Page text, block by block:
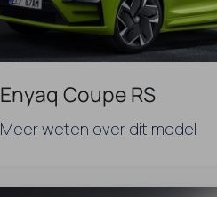
Enyaq Coupe RS
Meer weten over dit model